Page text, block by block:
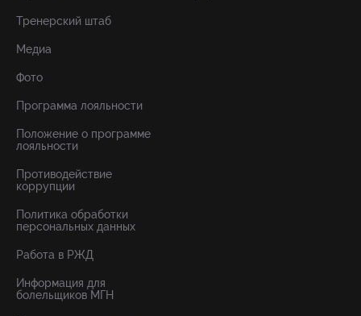
Тренерский штаб
Медиа
Фото
Программа лояльности
Положение о программе
лояльности
Противодействие
коррупции
Политика обработки
персональных данных
Работа в РЖД
Информация для
болельщиков МГН